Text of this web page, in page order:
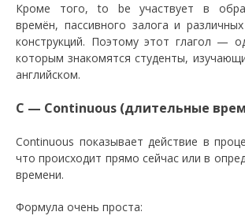
Кроме того, to be участвует в
времён, пассивного залога и
конструкций. Поэтому этот глагол —
которым знакомятся студенты,
английском.
C — Continuous (длительные
Continuous показывает действие в
что происходит прямо сейчас или в
времени.
Формула очень проста: